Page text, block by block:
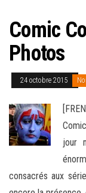
Comic
Photos
24 octobre 2015
jour
consacrés aux